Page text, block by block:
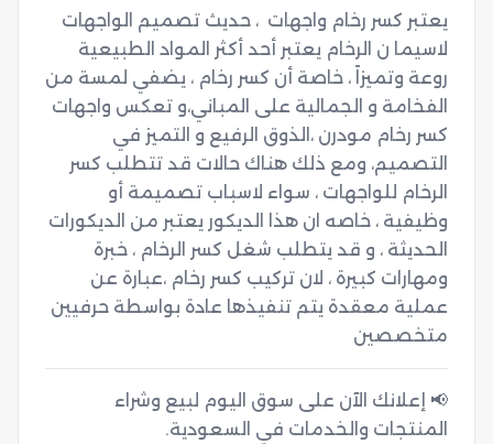
متخصصين
📢 إعلانك الآن على سوق اليوم لبيع وشراء